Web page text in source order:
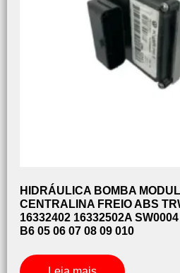
HIDRÁULICA BOMBA
CENTRALINA FREIO ABS
16332402 16332502A
B6 05 06 07 08 09 010